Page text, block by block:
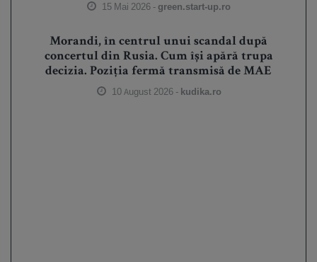
15 Mai 2026 - green.start-up.ro
Morandi, în centrul unui scandal după
concertul din Rusia. Cum își apără trupa
decizia. Poziția fermă transmisă de MAE
10 August 2026 - kudika.ro